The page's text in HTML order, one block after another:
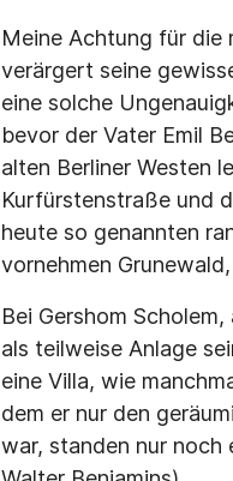
Meine Achtung für die
verärgert seine
eine solche
bevor der Vater Emil
alten Berliner Westen
Kurfürstenstraße und
heute so genannten
vornehmen
Bei Gershom
als teilweise Anlage
eine Villa, wie
dem er nur den
war, standen nur noch